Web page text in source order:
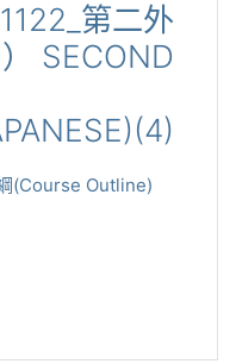
第二外
SECOND
(Course Outline)